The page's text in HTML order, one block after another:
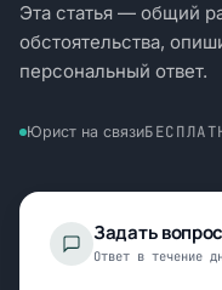
Эта статья — общий
обстоятельства,
персональный ответ.
Юрист на связи
Задать
Ответ в течение